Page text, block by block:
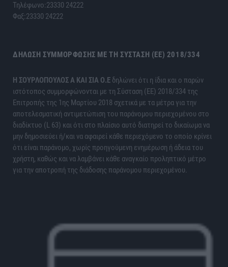
Τηλέφωνο:23330 24222
Φαξ:23330 24222
ΔΉΛΩΣΗ ΣΥΜΜΌΡΦΩΣΗΣ ΜΕ ΤΗ ΣΎΣΤΑΣΗ (ΕΕ) 2018/334
H ΣΟΥΡΛΟΠΟΥΛΟΣ Α ΚΑΙ ΣΙΑ Ο.Ε δηλώνει ότι η ίδια και ο παρών
ιστότοπος συμμορφώνονται με τη Σύσταση (ΕΕ) 2018/334 της
Επιτροπής της 1ης Μαρτίου 2018 σχετικά με τα μέτρα για την
αποτελεσματική αντιμετώπιση του παράνομου περιεχομένου στο
διαδίκτυο (L 63) και ότι στο πλαίσιο αυτό διατηρεί το δικαίωμα να
μην δημοσιεύει ή/και να αφαιρεί κάθε περιεχόμενο το οποίο κρίνει
ότι είναι παράνομο, χωρίς προηγούμενη ενημέρωση ή άδεια του
χρήστη, καθώς και να λαμβάνει κάθε αναγκαίο προληπτικό μέτρο
για την αποτροπή της διάδοσης παράνομου περιεχομένου.